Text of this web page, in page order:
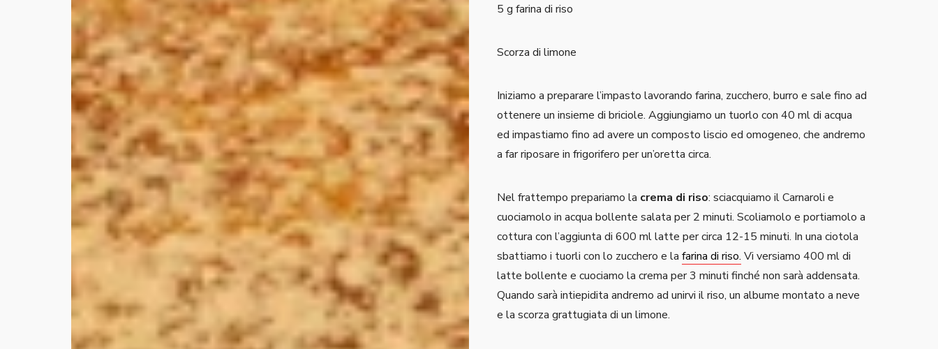
5 g farina di riso
Scorza di limone
Iniziamo a preparare l’impasto lavorando farina, zucchero, burro e sale fino ad
ottenere un insieme di briciole. Aggiungiamo un tuorlo con 40 ml di acqua
ed impastiamo fino ad avere un composto liscio ed omogeneo, che andremo
a far riposare in frigorifero per un’oretta circa.
Nel frattempo prepariamo la crema di riso: sciacquiamo il Carnaroli e
cuociamolo in acqua bollente salata per 2 minuti. Scoliamolo e portiamolo a
cottura con l’aggiunta di 600 ml latte per circa 12-15 minuti. In una ciotola
sbattiamo i tuorli con lo zucchero e la farina di riso. Vi versiamo 400 ml di
latte bollente e cuociamo la crema per 3 minuti finché non sarà addensata.
Quando sarà intiepidita andremo ad unirvi il riso, un albume montato a neve
e la scorza grattugiata di un limone.